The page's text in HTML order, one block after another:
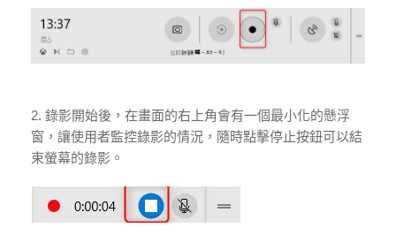
2. 錄影開始後，在畫面的右上角會有一個最小化的懸浮
窗，讓使用者監控錄影的情況，隨時點擊停止按鈕可以結
束螢幕的錄影。